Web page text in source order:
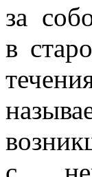
за
в